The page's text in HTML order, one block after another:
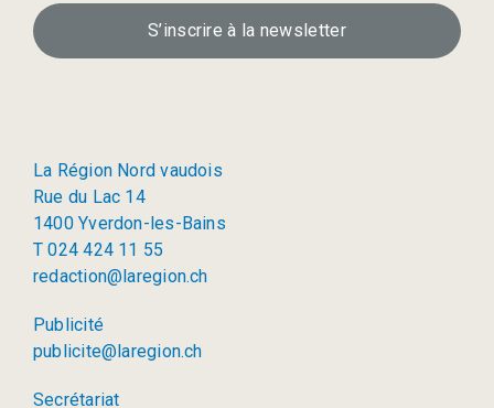
S’inscrire à la newsletter
La Région Nord vaudois
Rue du Lac 14
1400 Yverdon-les-Bains
T 024 424 11 55
redaction@laregion.ch
Publicité
publicite@laregion.ch
Secrétariat